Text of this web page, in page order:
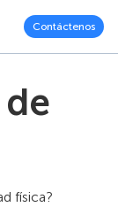
Contáctenos
física?